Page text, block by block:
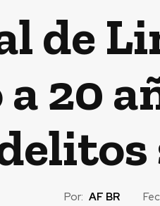
de
20
Por: AF BR